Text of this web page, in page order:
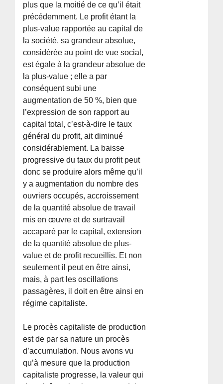
plus que la moitié de ce qu’il était
précédemment. Le profit étant la
plus-value rapportée au capital de
la société, sa grandeur absolue,
considérée au point de vue social,
est égale à la grandeur absolue de
la plus-value ; elle a par
conséquent subi une
augmentation de 50 %, bien que
l’expression de son rapport au
capital total, c’est-à-dire le taux
général du profit, ait diminué
considérablement. La baisse
progressive du taux du profit peut
donc se produire alors même qu’il
y a augmentation du nombre des
ouvriers occupés, accroissement
de la quantité absolue de travail
mis en œuvre et de surtravail
accaparé par le capital, extension
de la quantité absolue de plus-
value et de profit recueillis. Et non
seulement il peut en être ainsi,
mais, à part les oscillations
passagères, il doit en être ainsi en
régime capitaliste.
Le procès capitaliste de production
est de par sa nature un procès
d’accumulation. Nous avons vu
qu’à mesure que la production
capitaliste progresse, la valeur qui